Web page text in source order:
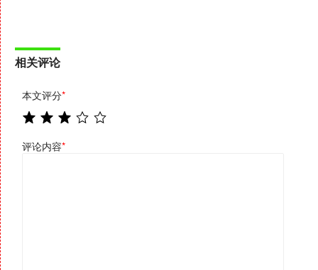
相关评论
本文评分*
评论内容*